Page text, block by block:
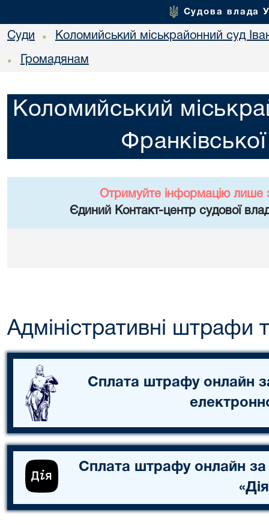
Судова влада
Суди • Коломийський міськрайонний суд
• Громадянам
Коломийський
Отримуйте інформацію лише
Єдиний Контакт-центр судової
Адміністративні штрафи
Сплата штрафу онлайн
Сплата штрафу онлайн